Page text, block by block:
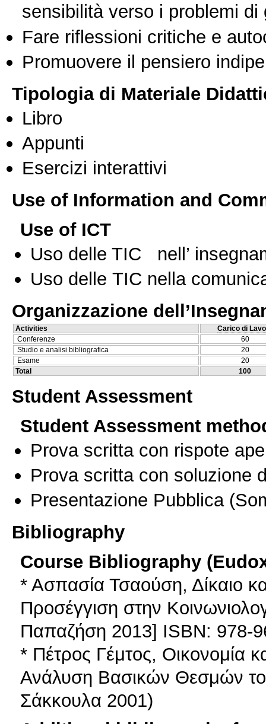
sensibilità verso i problemi di
Fare riflessioni critiche e
Promuovere il pensiero
Tipologia di Materiale
Libro
Appunti
Esercizi interattivi
Use of Information and
Use of ICT
Uso delle TIC nell’
Uso delle TIC nella
Organizzazione
Activities
Carico di
Conferenze
60
Studio e analisi bibliografica
20
Esame
20
Total
100
Student Assessment
Student Assessment
Prova scritta con rispote
Prova scritta con soluzione
Presentazione Pubblica
Bibliography
Course Bibliography
* Ασπασία Τσαούση, Δίκαιο
Προσέγγιση στην
Παπαζήση 2013] ISBN: 978-
* Πέτρος Γέμτος, Οικονομία
Ανάλυση Βασικών Θεσμών
Σάκκουλα 2001)